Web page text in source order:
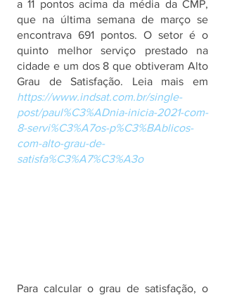
a 11 pontos acima da média da CMP,
que na última semana de março se
encontrava 691 pontos. O setor é o
quinto melhor serviço prestado na
cidade e um dos 8 que obtiveram Alto
https://www.indsat.com.br/single-
post/paul%C3%ADnia-inicia-2021-com-
8-servi%C3%A7os-p%C3%BAblicos-
com-alto-grau-de-
satisfa%C3%A7%C3%A3o
Para calcular o grau de satisfação, o